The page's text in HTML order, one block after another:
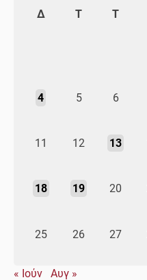
Δ Τ Τ
4 5 6
11 12 13
18 19 20
25 26 27
« Ιούν Αυγ »